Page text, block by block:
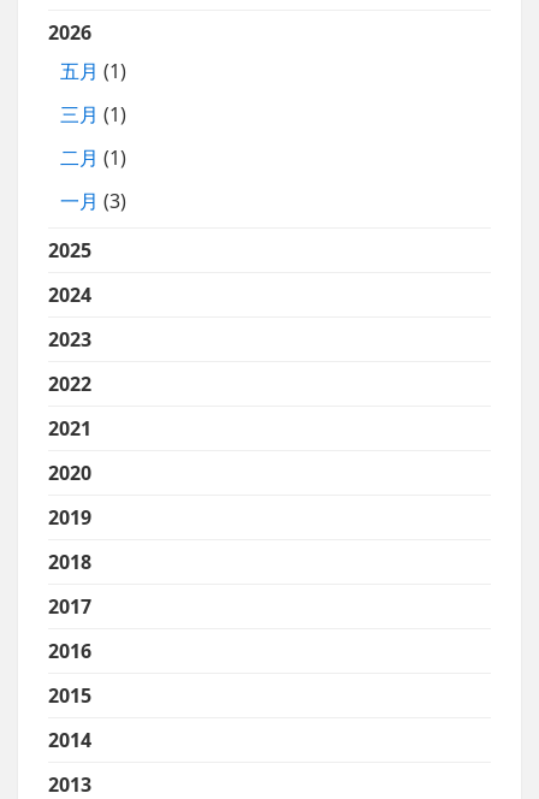
2026
五月 (1)
三月 (1)
二月 (1)
一月 (3)
2025
2024
2023
2022
2021
2020
2019
2018
2017
2016
2015
2014
2013